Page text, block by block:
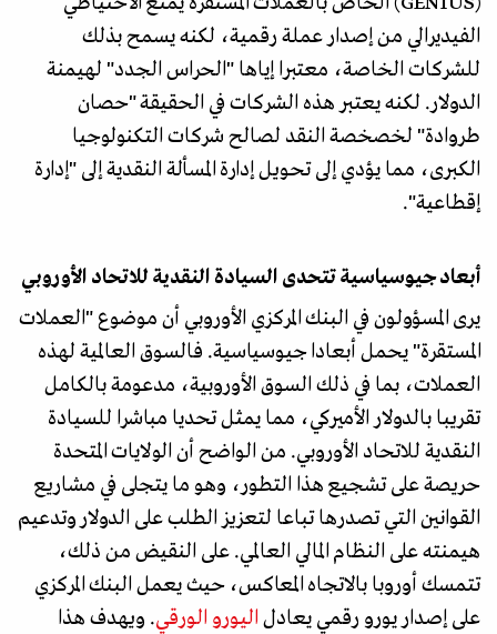
الفيديرالي من إصدار عملة رقمية، لكنه يسمح بذلك
للشركات الخاصة، معتبرا إياها "الحراس الجدد" لهيمنة
الدولار. لكنه يعتبر هذه الشركات في الحقيقة "حصان
طروادة" لخصخصة النقد لصالح شركات التكنولوجيا
الكبرى، مما يؤدي إلى تحويل إدارة المسألة النقدية إلى "إدارة
إقطاعية".
أبعاد جيوسياسية تتحدى السيادة النقدية للاتحاد الأوروبي
يرى المسؤولون في البنك المركزي الأوروبي أن موضوع "العملات
المستقرة" يحمل أبعادا جيوسياسية. فالسوق العالمية لهذه
العملات، بما في ذلك السوق الأوروبية، مدعومة بالكامل
تقريبا بالدولار الأميركي، مما يمثل تحديا مباشرا للسيادة
النقدية للاتحاد الأوروبي. من الواضح أن الولايات المتحدة
حريصة على تشجيع هذا التطور، وهو ما يتجلى في مشاريع
القوانين التي تصدرها تباعا لتعزيز الطلب على الدولار وتدعيم
هيمنته على النظام المالي العالمي. على النقيض من ذلك،
تتمسك أوروبا بالاتجاه المعاكس، حيث يعمل البنك المركزي
على إصدار يورو رقمي يعادل اليورو الورقي. ويهدف هذا